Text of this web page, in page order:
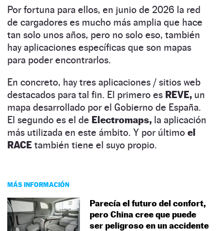
Por fortuna para ellos, en junio de 2026 la red
de cargadores es mucho más amplia que hace
tan solo unos años, pero no solo eso, también
hay aplicaciones específicas que son mapas
para poder encontrarlos.
En concreto, hay tres aplicaciones / sitios web
destacados para tal fin. El primero es REVE, un
mapa desarrollado por el Gobierno de España.
El segundo es el de Electromaps, la aplicación
más utilizada en este ámbito. Y por último el
RACE también tiene el suyo propio.
MÁS INFORMACIÓN
Parecía el futuro del confort,
pero China cree que puede
ser peligroso en un accidente